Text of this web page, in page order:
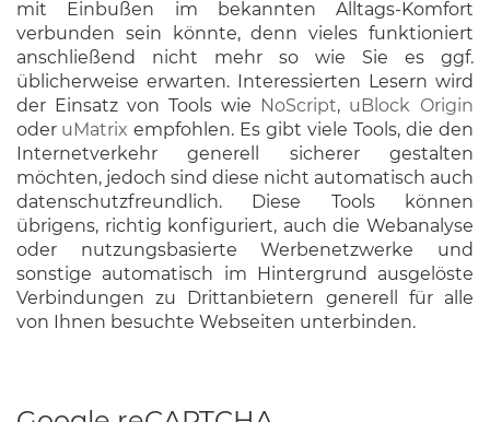
mit Einbußen im bekannten Alltags-Komfort
verbunden sein könnte, denn vieles funktioniert
anschließend nicht mehr so wie Sie es ggf.
üblicherweise erwarten. Interessierten Lesern wird
der Einsatz von Tools wie
NoScript, uBlock Origin
oder uMatrix empfohlen. Es gibt viele Tools, die den
Internetverkehr generell sicherer gestalten
möchten, jedoch sind diese nicht automatisch auch
datenschutzfreundlich. Diese Tools können
übrigens, richtig konfiguriert, auch die Webanalyse
oder nutzungsbasierte Werbenetzwerke und
sonstige automatisch im Hintergrund ausgelöste
Verbindungen zu Drittanbietern generell für alle
von Ihnen besuchte Webseiten unterbinden.